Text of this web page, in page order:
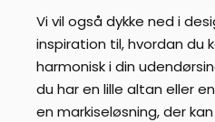
Vi vil også dykke ned i
inspiration til, hvordan du
harmonisk i din
du har en lille altan eller
en markiseløsning, der